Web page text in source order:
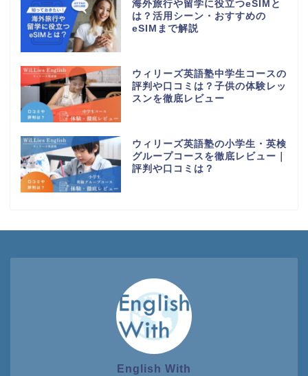
海外旅行や留学に役立つeSIMと
は？活用シーン・おすすめの
eSIMまで解説
ウィリーズ英語塾中学生コースの
評判や口コミは？子供の体験レッ
スンを徹底レビュー
ウィリーズ英語塾の小学生・英検
グループコースを徹底レビュー｜
評判や口コミは？
English With